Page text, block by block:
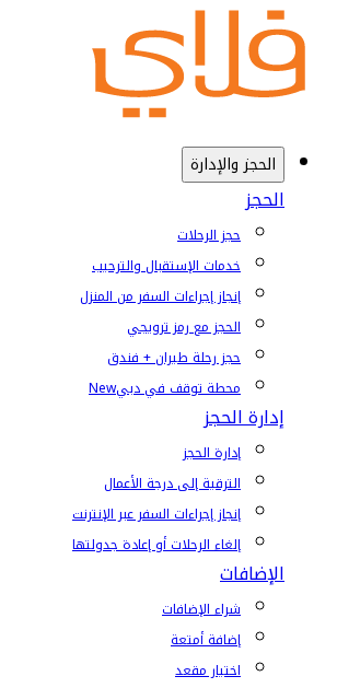
الحجز والإدارة
الحجز
حجز الرحلات
خدمات الإستقبال والترحيب
إنجاز إجراءات السفر من المنزل
الحجز مع رمز ترويجي
حجز رحلة طيران + فندق
محطة توقف في دبيNew
إدارة الحجز
إدارة الحجز
الترقية إلى درجة الأعمال
إنجاز إجراءات السفر عبر الإنترنت
إلغاء الرحلات أو إعادة جدولتها
الإضافات
شراء الإضافات
إضافة أمتعة
اختيار مقعد